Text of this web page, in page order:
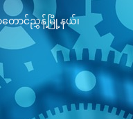
တောင်ညွှန့်မြို့နယ်၊